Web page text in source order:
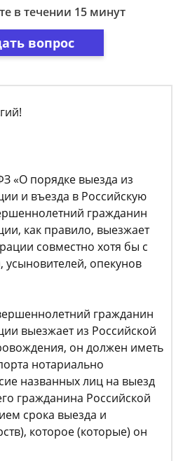
в течении 15 минут
вопрос
«О порядке выезда из
и въезда в Российскую
гражданин
как правило, выезжает
совместно хотя бы с
усыновителей, опекунов
гражданин
выезжает из Российской
он должен иметь
нотариально
названных лиц на выезд
гражданина Российской
срока выезда и
которое (которые) он